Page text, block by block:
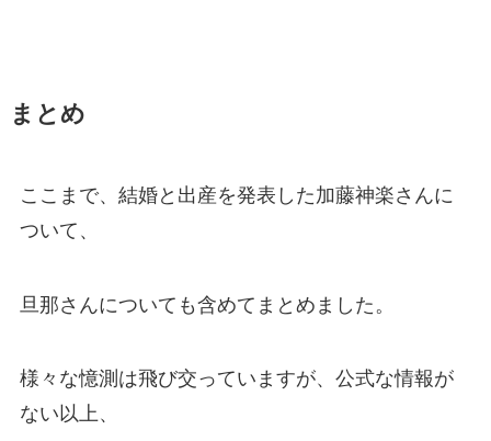
まとめ
ここまで、結婚と出産を発表した加藤神楽さんに
ついて、
旦那さんについても含めてまとめました。
様々な憶測は飛び交っていますが、公式な情報が
ない以上、